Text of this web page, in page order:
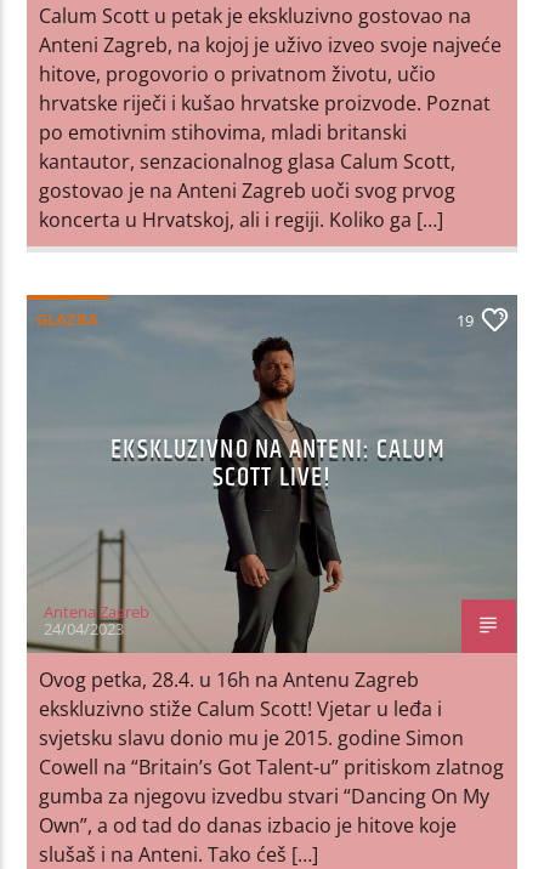
Calum Scott u petak je ekskluzivno gostovao na
Anteni Zagreb, na kojoj je uživo izveo svoje najveće
hitove, progovorio o privatnom životu, učio
hrvatske riječi i kušao hrvatske proizvode. Poznat
po emotivnim stihovima, mladi britanski
kantautor, senzacionalnog glasa Calum Scott,
gostovao je na Anteni Zagreb uoči svog prvog
koncerta u Hrvatskoj, ali i regiji. Koliko ga […]
GLAZBA 19
EKSKLUZIVNO NA ANTENI: CALUM
SCOTT LIVE!
Antena Zagreb
24/04/2023
Ovog petka, 28.4. u 16h na Antenu Zagreb
ekskluzivno stiže Calum Scott! Vjetar u leđa i
svjetsku slavu donio mu je 2015. godine Simon
Cowell na “Britain’s Got Talent-u” pritiskom zlatnog
gumba za njegovu izvedbu stvari “Dancing On My
Own”, a od tad do danas izbacio je hitove koje
slušaš i na Anteni. Tako ćeš […]